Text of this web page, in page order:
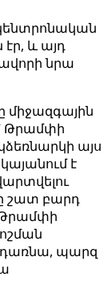
և այդ
նրա
միջազգային
Թրամփի
այս
է
շատ բարդ
Թրամփի
պարզ